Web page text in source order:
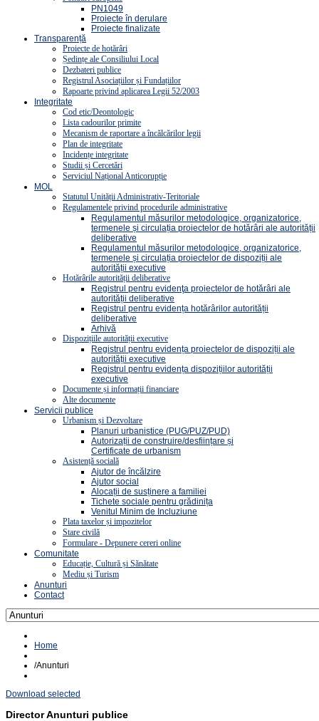
PN1049
Proiecte în derulare
Proiecte finalizate
Transparență
Proiecte de hotărâri
Ședințe ale Consiliului Local
Dezbateri publice
Registrul Asociațiilor și Fundațiilor
Rapoarte privind aplicarea Legii 52/2003
Integritate
Cod etic/Deontologic
Lista cadourilor primite
Mecanism de raportare a încălcărilor legii
Plan de integritate
Incidențe integritate
Studii și Cercetări
Serviciul Național Anticorupție
MOL
Statutul Unității Administrativ-Teritoriale
Regulamentele privind procedurile administrative
Regulamentul măsurilor metodologice, organizatorice,
termenele și circulația proiectelor de hotărâri ale autorității
deliberative
Regulamentul măsurilor metodologice, organizatorice,
termenele și circulația proiectelor de dispoziții ale
autorității executive
Hotărârile autorității deliberative
Registrul pentru evidenţa proiectelor de hotărâri ale
autorității deliberative
Registrul pentru evidența hotărârilor autorității
deliberative
Arhivă
Dispozițiile autorității executive
Registrul pentru evidența proiectelor de dispoziții ale
autorității executive
Registrul pentru evidența dispozițiilor autorității
executive
Documente și informații financiare
Alte documente
Servicii publice
Urbanism și Dezvoltare
Planuri urbanistice (PUG/PUZ/PUD)
Autorizații de construire/desființare și
Certificate de urbanism
Asistență socială
Ajutor de încălzire
Ajutor social
Alocații de susținere a familiei
Tichete sociale pentru grădinița
Venitul Minim de Incluziune
Plata taxelor și impozitelor
Stare civilă
Formulare - Depunere cereri online
Comunitate
Educație, Cultură și Sănătate
Mediu și Turism
Anunturi
Contact
Home
/Anunturi
Download selected
DirectorAnunturi publice